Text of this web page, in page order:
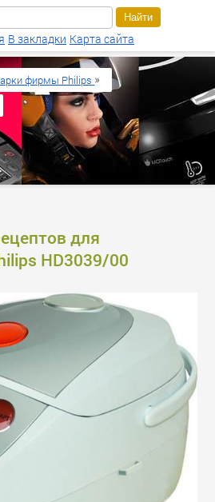
для
HD3039/00
фирмы Philips »
В закладки Карта сайта